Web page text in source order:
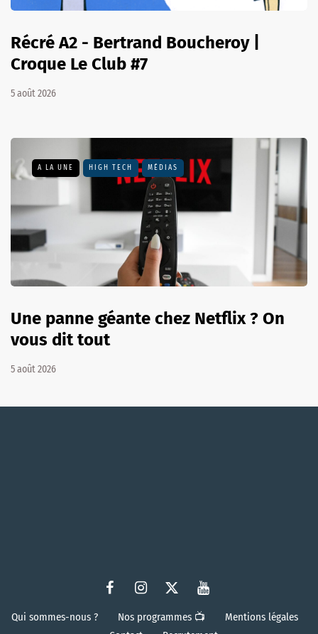
Récré A2 - Bertrand Boucheroy |
Croque Le Club #7
5 août 2026
A LA UNE HIGH TECH MÉDIAS
Une panne géante chez Netflix ? On
vous dit tout
5 août 2026
Qui sommes-nous ? Nos programmes 📺
Mentions légales